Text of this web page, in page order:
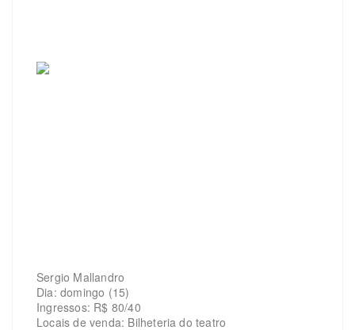
Sergio Mallandro
Dia: domingo (15)
Ingressos: R$ 80/40
Locais de venda: Bilheteria do teatro